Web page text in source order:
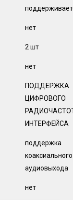
нет
2 шт
нет
ПОДДЕРЖКА
ЦИФРОВОГО
ИНТЕРФЕЙСА
поддержка
коаксиального
аудиовыхода
нет